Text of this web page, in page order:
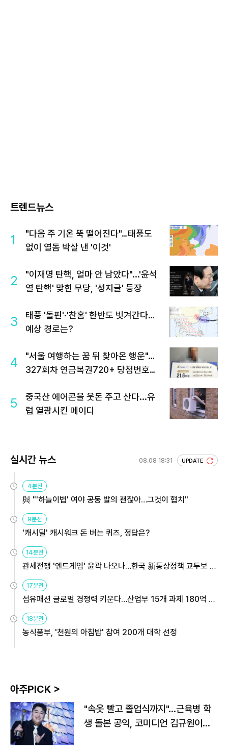
트렌드뉴스
1
"다음 주 기온 뚝 떨어진다"…태풍도
없이 열돔 박살 낸 '이것'
2
"이재명 탄핵, 얼마 안 남았다"...'윤석
열 탄핵' 맞힌 무당, '성지글' 등장
3
태풍 '돌핀'·'찬홈' 한반도 빗겨간다…
예상 경로는?
4
"서울 여행하는 꿈 뒤 찾아온 행운"…
327회차 연금복권720+ 당첨번호조
5
중국산 에어콘을 웃돈 주고 산다...유
럽 열광시킨 메이디
실시간 뉴스 08.08 18:31 UPDATE
4분전
與 "'하늘이법' 여야 공동 발의 괜찮아…그것이 협치"
9분전
'캐시딜' 캐시워크 돈 버는 퀴즈, 정답은?
14분전
관세전쟁 '엔드게임' 윤곽 나오나…한국 新통상정책 교두보 활
17분전
섬유패션 글로벌 경쟁력 키운다…산업부 15개 과제 180억 지
18분전
농식품부, '천원의 아침밥' 참여 200개 대학 선정
아주PICK >
"속옷 빨고 졸업식까지"…근육병 학
생 돌본 공익, 코미디언 김규원이었